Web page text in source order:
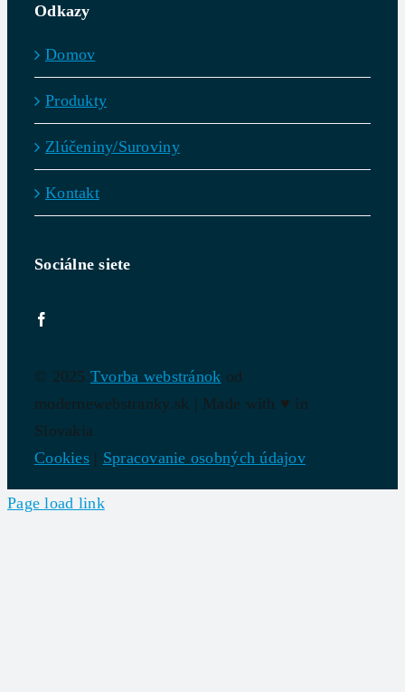
Odkazy
Domov
Produkty
Zlúčeniny/Suroviny
Kontakt
Sociálne siete
© 2025 Tvorba webstránok od
modernewebstranky.sk | Made with ♥ in
Slovakia
Cookies | Spracovanie osobných údajov
Page load link